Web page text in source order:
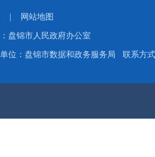
网站地图
：盘锦市人民政府办公室
位：盘锦市数据和政务服务局 联系方